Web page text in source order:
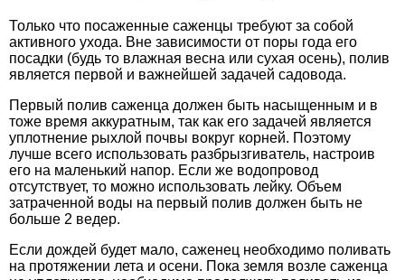
Только что посаженные саженцы требуют за собой
активного ухода. Вне зависимости от поры года его
посадки (будь то влажная весна или сухая осень), полив
является первой и важнейшей задачей садовода.
Первый полив саженца должен быть насыщенным и в
тоже время аккуратным, так как его задачей является
уплотнение рыхлой почвы вокруг корней. Поэтому
лучше всего использовать разбрызгиватель, настроив
его на маленький напор. Если же водопровод
отсутствует, то можно использовать лейку. Объем
затраченной воды на первый полив должен быть не
больше 2 ведер.
Если дождей будет мало, саженец необходимо поливать
на протяжении лета и осени. Пока земля возле саженца